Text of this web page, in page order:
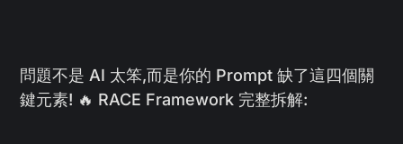
問題不是 AI 太笨,而是你的 Prompt 缺了這四個關
鍵元素! 🔥 RACE Framework 完整拆解: